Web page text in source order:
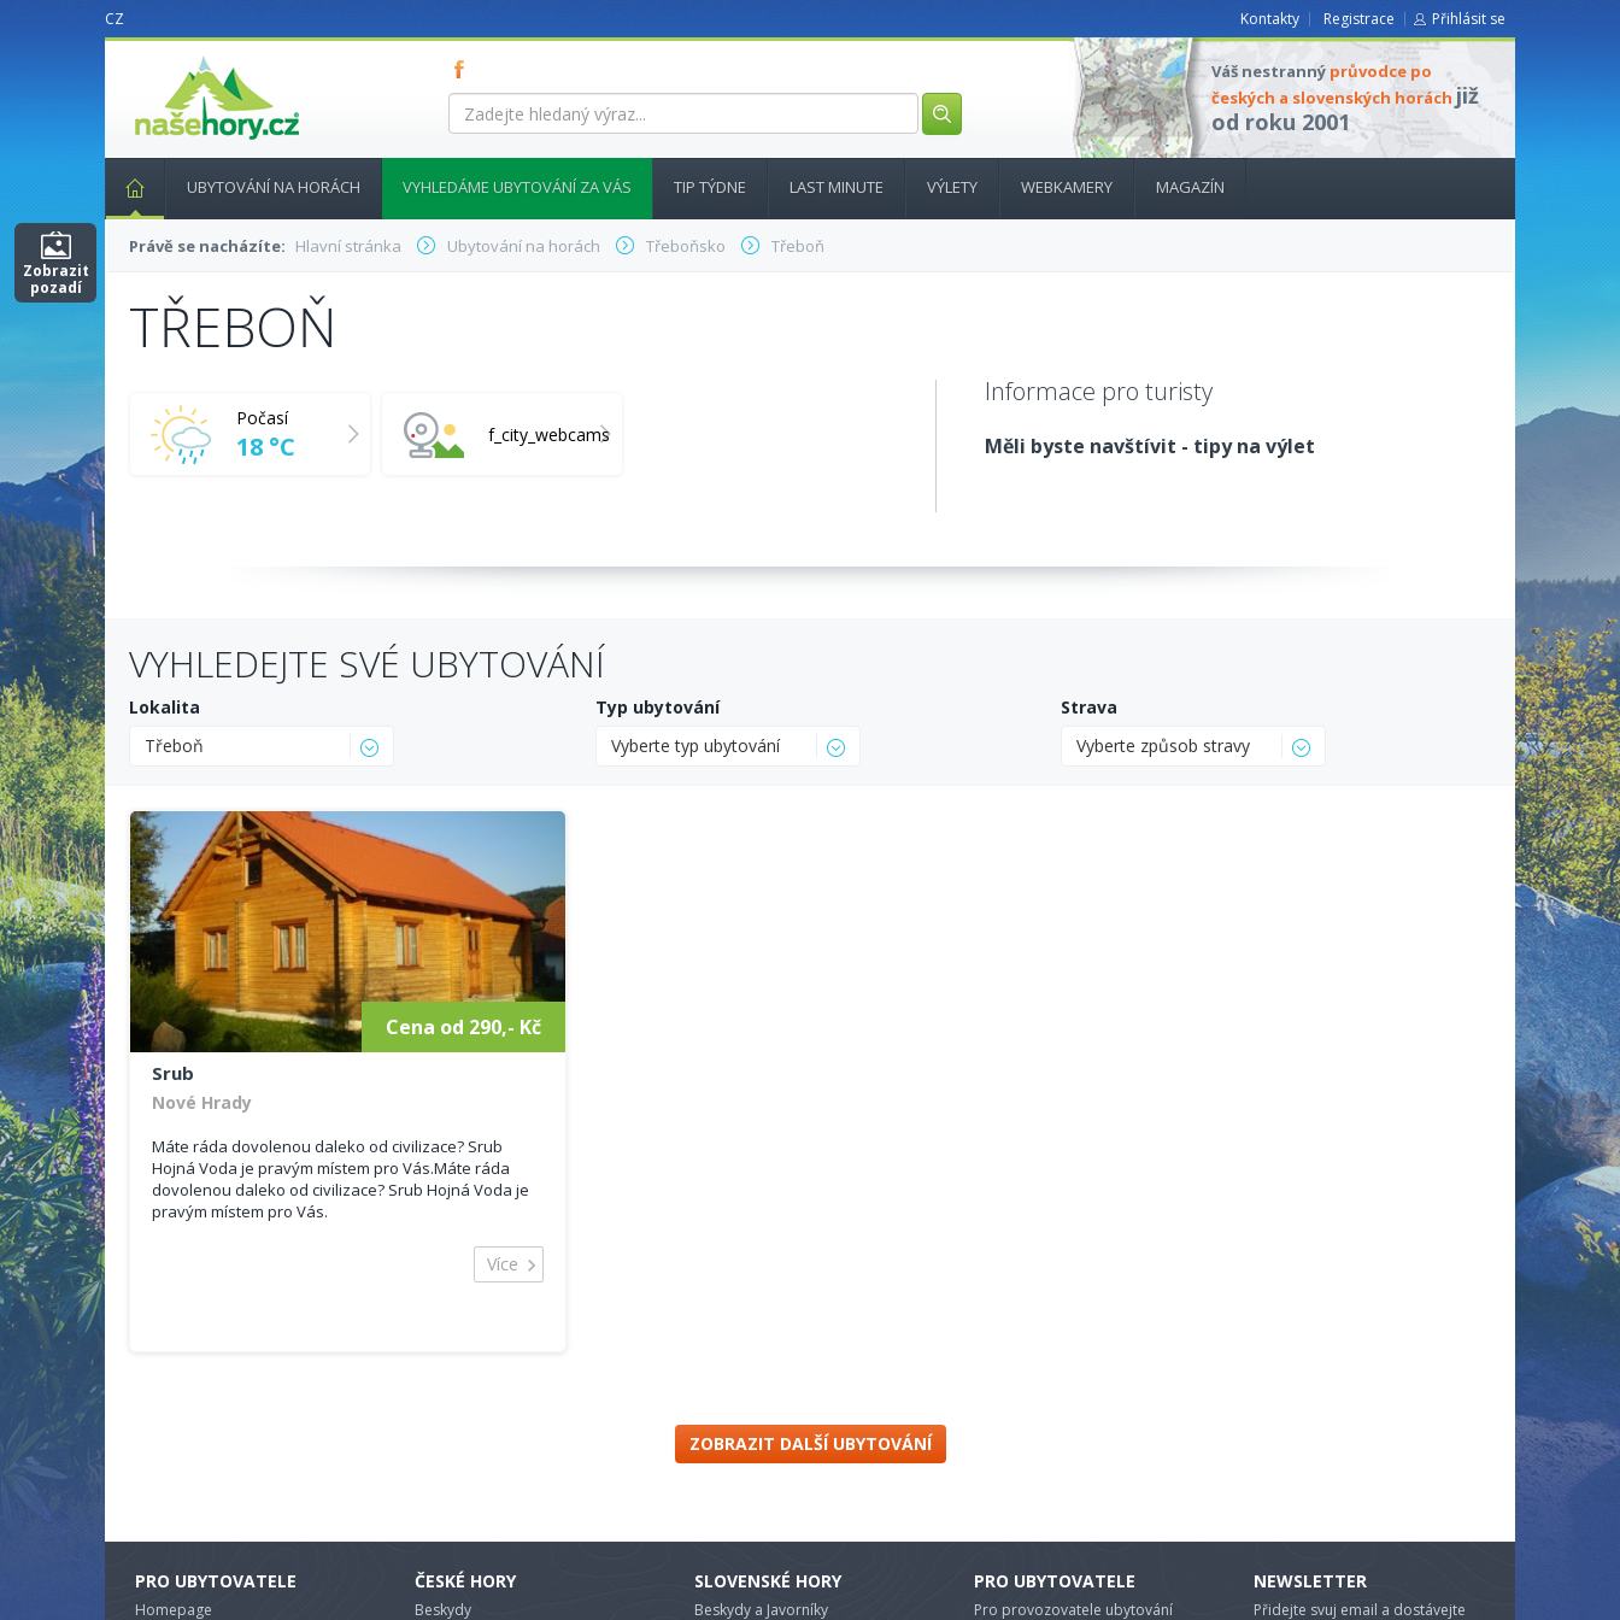
CZ Kontakty Registrace Přihlásit se
nasehory.cz
Zadejte
hledaný
Váš nestranný průvodce po
českých a slovenských horách již
od roku 2001
UBYTOVÁNÍ NA HORÁCH VYHLEDÁME UBYTOVÁNÍ ZA VÁS TIP TÝDNE LAST MINUTE VÝLETY WEBKAMERY MAGAZÍN
Právě se nacházíte: Hlavní stránka Ubytování na horách Třeboňsko Třeboň
TŘEBOŇ
Počasí
18 °C f_city_webcams
Informace pro turisty
Měli byste navštívit - tipy na výlet
VYHLEDEJTE SVÉ UBYTOVÁNÍ
Lokalita
Třeboň
Typ ubytování
Vyberte typ ubytování
Strava
Vyberte způsob stravy
Cena od 290,- Kč
Srub
Nové Hrady
Máte ráda dovolenou daleko od civilizace? Srub
Hojná Voda je pravým místem pro Vás.Máte ráda
dovolenou daleko od civilizace? Srub Hojná Voda je
pravým místem pro Vás.
Srub je vhodný pro rodinu s dětmi, či skupinu lidí.
Více
ZOBRAZIT DALŠÍ UBYTOVÁNÍ
PRO UBYTOVATELE
Homepage
ČESKÉ HORY
Beskydy
SLOVENSKÉ HORY
Beskydy a Javorníky
PRO UBYTOVATELE
Pro provozovatele ubytování
NEWSLETTER
Přidejte svuj email a dostávejte
Zobrazit
pozadí